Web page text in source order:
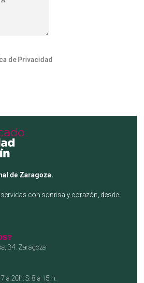
de Privacidad
de Zaragoza.
con sonrisa y corazón, desde
34. Zaragoza
a 20h. S: 8 a 15 h.